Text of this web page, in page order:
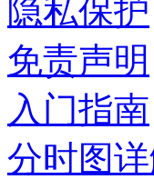
隐私保护
免责声明
入门指南
分时图